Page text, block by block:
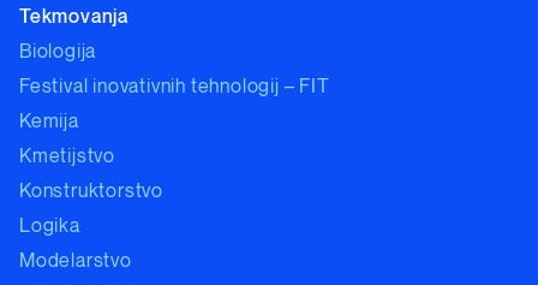
Tekmovanja
Biologija
Festival inovativnih tehnologij – FIT
Kemija
Kmetijstvo
Konstruktorstvo
Logika
Modelarstvo